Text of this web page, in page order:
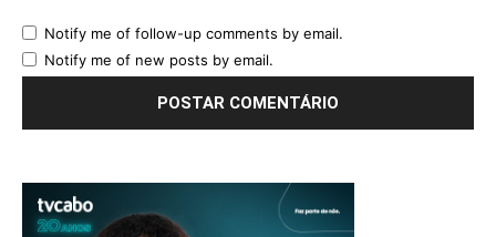
Notify me of follow-up comments by email.
Notify me of new posts by email.